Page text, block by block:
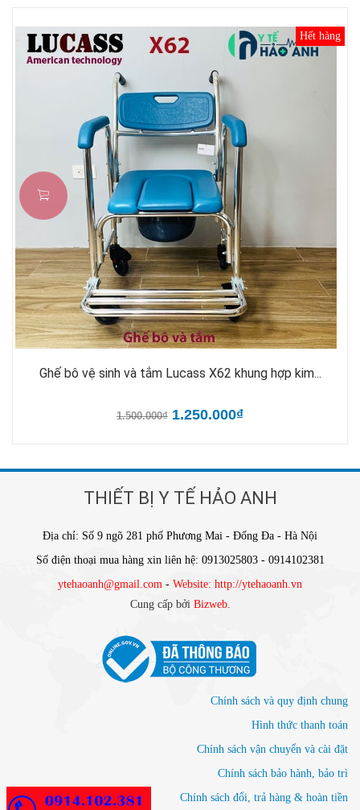
Hết hàng
Ghế bô vệ sinh và tắm Lucass X62 khung hợp kim...
1.500.000₫ 1.250.000₫
THIẾT BỊ Y TẾ HẢO ANH
Địa chỉ: Số 9 ngõ 281 phố Phương Mai - Đống Đa - Hà Nội
Số điện thoại mua hàng xin liên hệ: 0913025803 - 0914102381
ytehaoanh@gmail.com - Website: http://ytehaoanh.vn
Cung cấp bởi Bizweb.
Chính sách và quy định chung
Hình thức thanh toán
Chính sách vận chuyển và cài đặt
Chính sách bảo hành, bảo trì
Chính sách đổi, trả hàng & hoàn tiền